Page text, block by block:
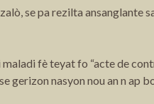
se pa rezilta ansanglante
fè teyat fo “acte de
nasyon nou an n ap